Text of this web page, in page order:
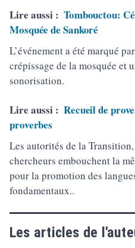
Lire aussi : Tombouctou:
Mosquée de Sankoré
L’événement a été marqué
crépissage de la mosquée et
sonorisation.
Lire aussi : Recueil de
proverbes
Les autorités de la
chercheurs embouchent la
pour la promotion des
fondamentaux..
Les articles de